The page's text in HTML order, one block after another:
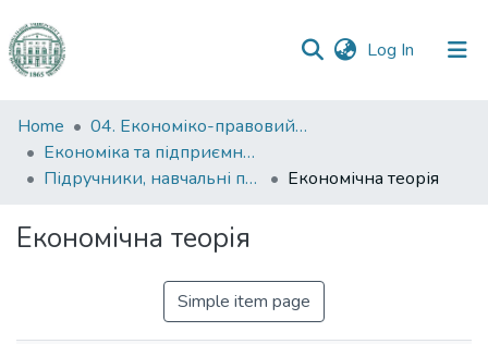
Log In (current)
Communities
&
Collections
Home
04. Економіко-правовий факультет
Економіка та підприємництво
Підручники, навчальні посібники та інші науково- та навчально-методичні праці ЕПФ (Економіка та підприємництво)
Економічна теорія
Економічна теорія
Simple item page